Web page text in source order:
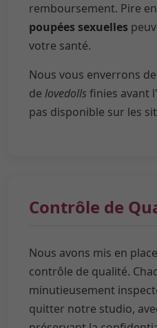
remboursement. Pire
poupées sexuelles
votre santé.
Nous vous enverrons
de lovedolls finies avant
pas disponible sur les
Contrôle de
Nous avons mis en
contrôle de qualité.
minutieusement
quitter notre studio,